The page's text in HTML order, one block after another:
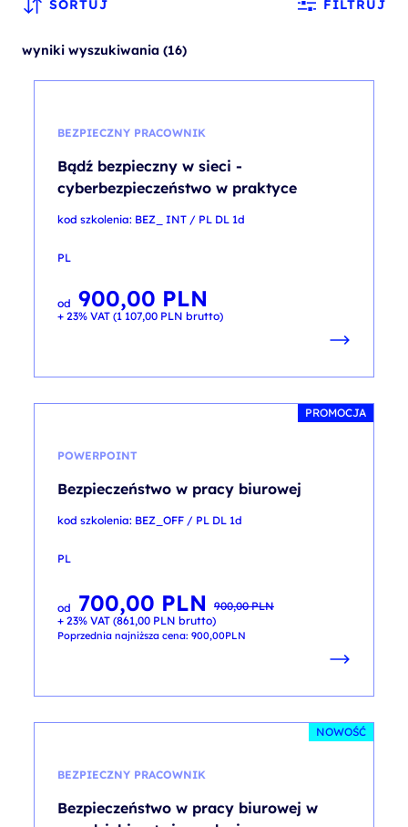
SORTUJ FILTRUJ
wyniki wyszukiwania (16)
BEZPIECZNY PRACOWNIK
Bądź bezpieczny w sieci -
cyberbezpieczeństwo w praktyce
kod szkolenia: BEZ_ INT / PL DL 1d
PL
od 900,00 PLN
+ 23% VAT (1 107,00 PLN brutto)
PROMOCJA
POWERPOINT
Bezpieczeństwo w pracy biurowej
kod szkolenia: BEZ_OFF / PL DL 1d
PL
od 900,00PLN
Pierwotna
cena
wynosiła:
900,00 PLN.
700,00 PLN
Aktualna
cena
wynosi:
700,00 PLN.
+ 23% VAT (861,00 PLN brutto)
Poprzednia najniższa cena: 900,00PLN
NOWOŚĆ
BEZPIECZNY PRACOWNIK
Bezpieczeństwo w pracy biurowej w